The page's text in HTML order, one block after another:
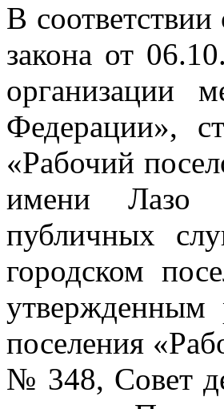
В
закона от
организации
Федерации»,
«Рабочий
имени Лазо
публичных
городском
утвержденным
поселения
№ 348, Совет